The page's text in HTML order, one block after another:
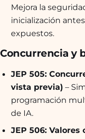
Mejora la
inicialización
expuestos.
Concurrencia y
JEP 505:
vista previa) –
programación
de IA.
JEP 506: Valores